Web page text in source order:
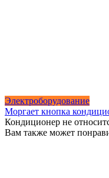
Электроборудование
Моргает кнопка
Кондиционер не
Вам также может